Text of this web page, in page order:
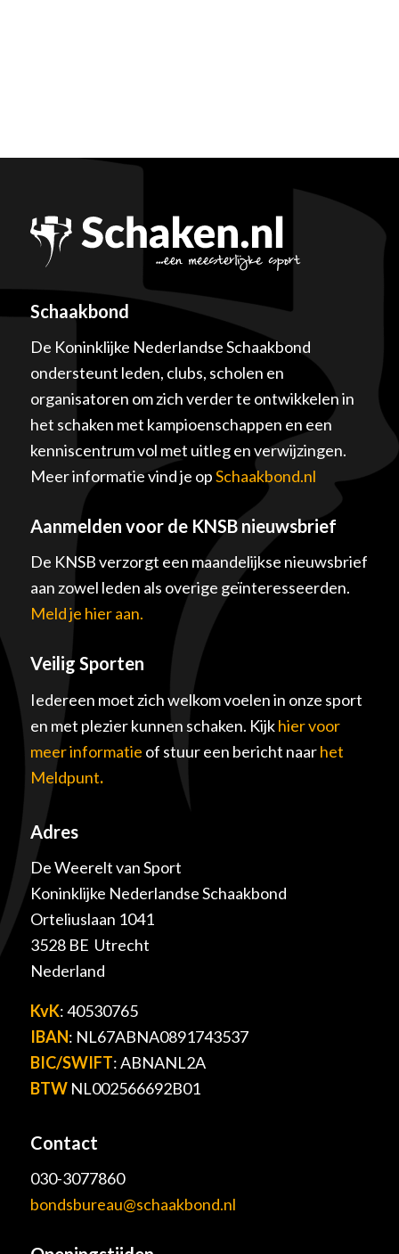
Schaakbond
De Koninklijke Nederlandse Schaakbond
ondersteunt leden, clubs, scholen en
organisatoren om zich verder te ontwikkelen in
het schaken met kampioenschappen en een
kenniscentrum vol met uitleg en verwijzingen.
Meer informatie vind je opSchaakbond.nl
Aanmelden voor de KNSB nieuwsbrief
De KNSB verzorgt een maandelijkse nieuwsbrief
aan zowel leden als overige geïnteresseerden.
Meld je hier aan.
Veilig Sporten
Iedereen moet zich welkom voelen in onze sport
en met plezier kunnen schaken. Kijkhier voor
meer informatie of stuur een bericht naarhet
Meldpunt.
Adres
De Weerelt van Sport
Koninklijke Nederlandse Schaakbond
Orteliuslaan 1041
3528 BE Utrecht
Nederland
KvK: 40530765
IBAN: NL67ABNA0891743537
BIC/SWIFT: ABNANL2A
BTWNL002566692B01
Contact
030-3077860
bondsbureau@schaakbond.nl